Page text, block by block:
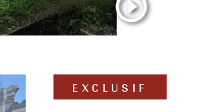
EXCLUSIF